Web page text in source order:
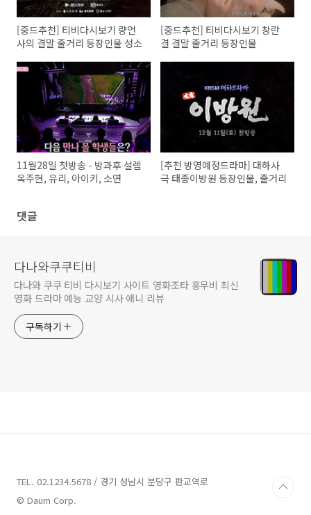
[중드추천] 티비다시보기 량언
사의 결말 줄거리 등장인물 성소
[중드추천] 티비다시보기 창란
결 결말 줄거리 등장인물
11월28일 첫방송 - 방과후 설렘
옥주현, 유리, 아이키, 소연
[추천 방영예정드라마] 대하사
극 태종이방원 등장인물, 줄거리
댓글
다나와쿠쿠티비
다나와 쿠쿠 티비 다시보기 사이트 영화조타 홍무비 최신
영화 드라마 예능 교양 시사 애니 리뷰
구독하기
TEL. 02.1234.5678 / 경기 성남시 분당구 판교역로
© Daum Corp.